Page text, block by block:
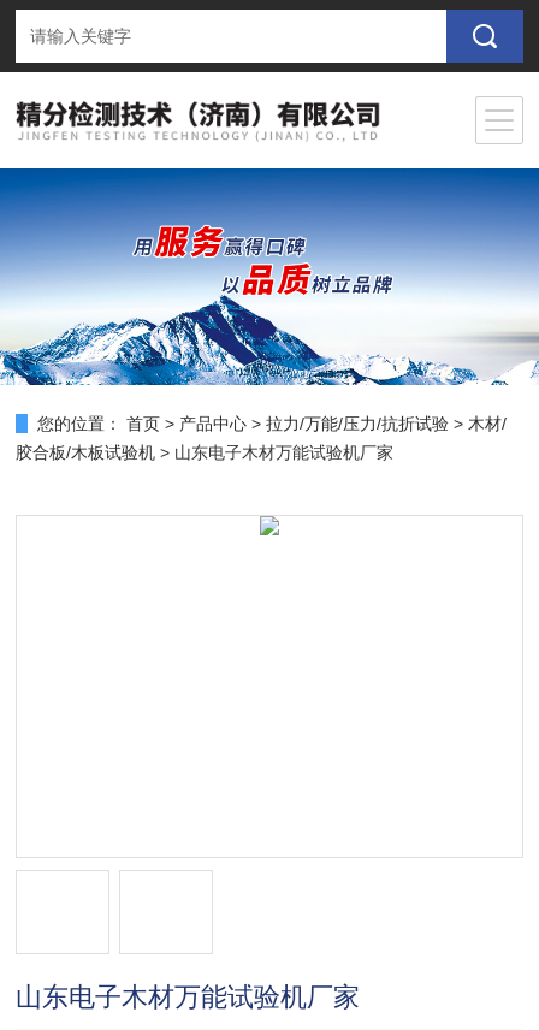
您的位置： 首页 > 产品中心 >拉力/万能/压力/抗折试验 > 木材/
胶合板/木板试验机 > 山东电子木材万能试验机厂家
山东电子木材万能试验机厂家